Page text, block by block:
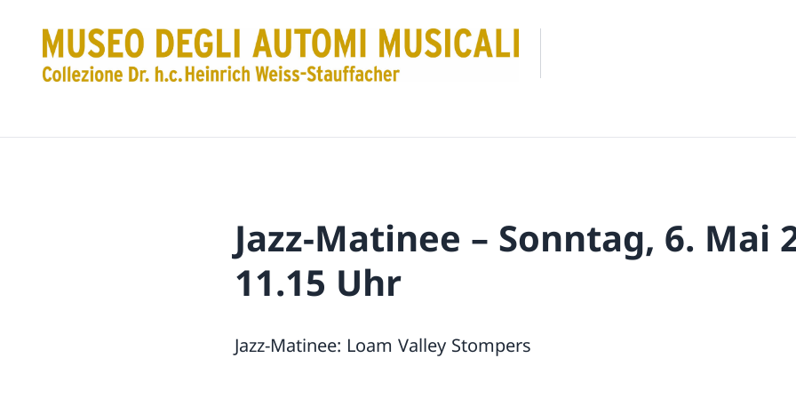
Jazz-Matinee – Sonntag, 6. Mai
11.15 Uhr
Jazz-Matinee: Loam Valley Stompers